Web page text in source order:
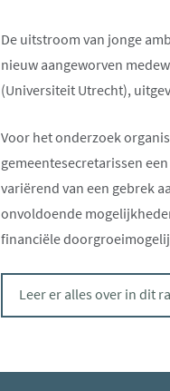
De uitstroom van jonge
nieuw aangeworven
(Universiteit Utrecht),
Voor het onderzoek
gemeentesecretarissen
variërend van een gebrek
onvoldoende
financiële
Leer er alles over in dit